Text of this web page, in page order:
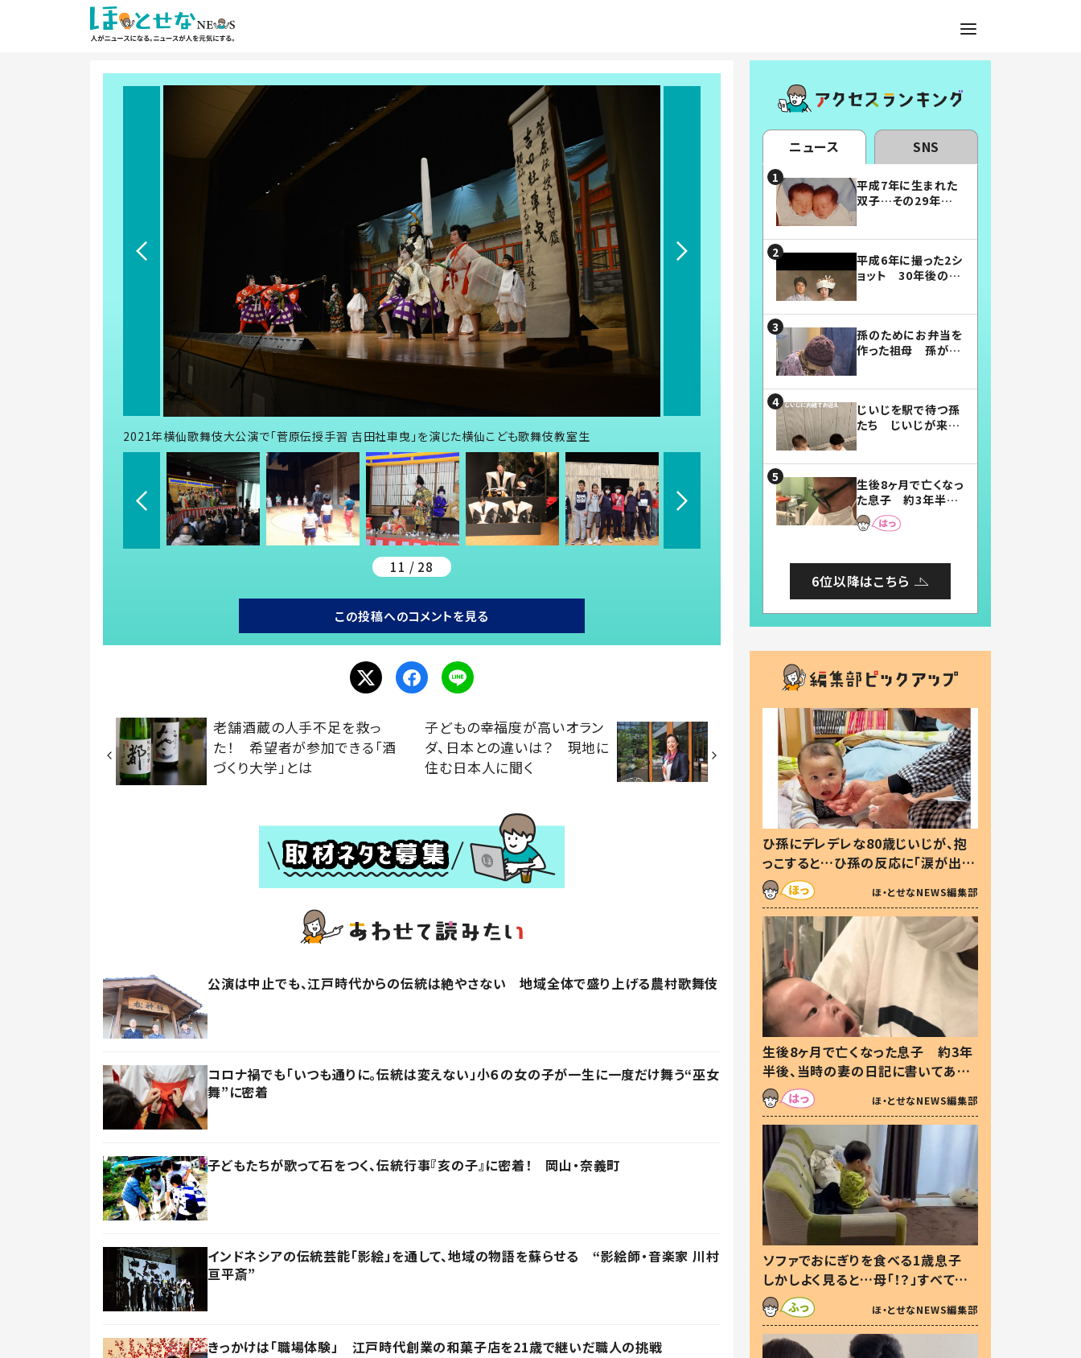
2021年横仙歌舞伎大公演で「菅原伝授手習 吉田社車曳」を演じた横仙こども歌舞伎教室生
11 / 28
この投稿へのコメントを見る
老舗酒蔵の人手不足を救っ
た！ 希望者が参加できる「酒
づくり大学」とは
子どもの幸福度が高いオラン
ダ、日本との違いは？ 現地に
住む日本人に聞く
公演は中止でも、江戸時代からの伝統は絶やさない 地域全体で盛り上げる農村歌舞伎
コロナ禍でも「いつも通りに。伝統は変えない」小６の女の子が一生に一度だけ舞う“巫女
舞”に密着
子どもたちが歌って石をつく、伝統行事『亥の子』に密着！ 岡山・奈義町
インドネシアの伝統芸能「影絵」を通して、地域の物語を蘇らせる “影絵師・音楽家 川村
亘平斎”
きっかけは「職場体験」 江戸時代創業の和菓子店を21歳で継いだ職人の挑戦
ニュース SNS
平成7年に生まれた
双子…その29年後
平成6年に撮った2シ
ョット 30年後の姿
孫のためにお弁当を
作った祖母 孫が絶
じいじを駅で待つ孫
たち じいじが来た
まらない」「幸せにな
れる」
生後8ヶ月で亡くなっ
た息子 約3年半
後、当時の妻の日記
に書いてあった本音
6位以降はこちら
ひ孫にデレデレな80歳じいじが、抱
っこすると…ひ孫の反応に「涙が出ま
した」「可愛くて仕方ない」
ほ・とせなNEWS編集部
生後8ヶ月で亡くなった息子 約3年
半後、当時の妻の日記に書いてあっ
た本音とは
ほ・とせなNEWS編集部
ソファでおにぎりを食べる1歳息子
しかしよく見ると…母「！？」すべてを
察した母の投稿に「可愛いから許
す！」「現行犯〜」
ほ・とせなNEWS編集部